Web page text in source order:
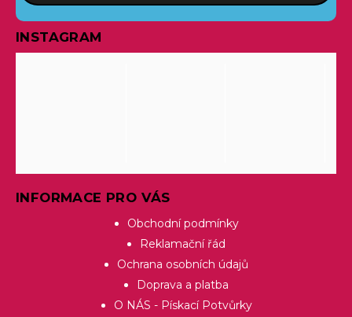
INSTAGRAM
INFORMACE PRO VÁS
Obchodní podmínky
Reklamační řád
Ochrana osobních údajů
Doprava a platba
O NÁS - Pískací Potvůrky